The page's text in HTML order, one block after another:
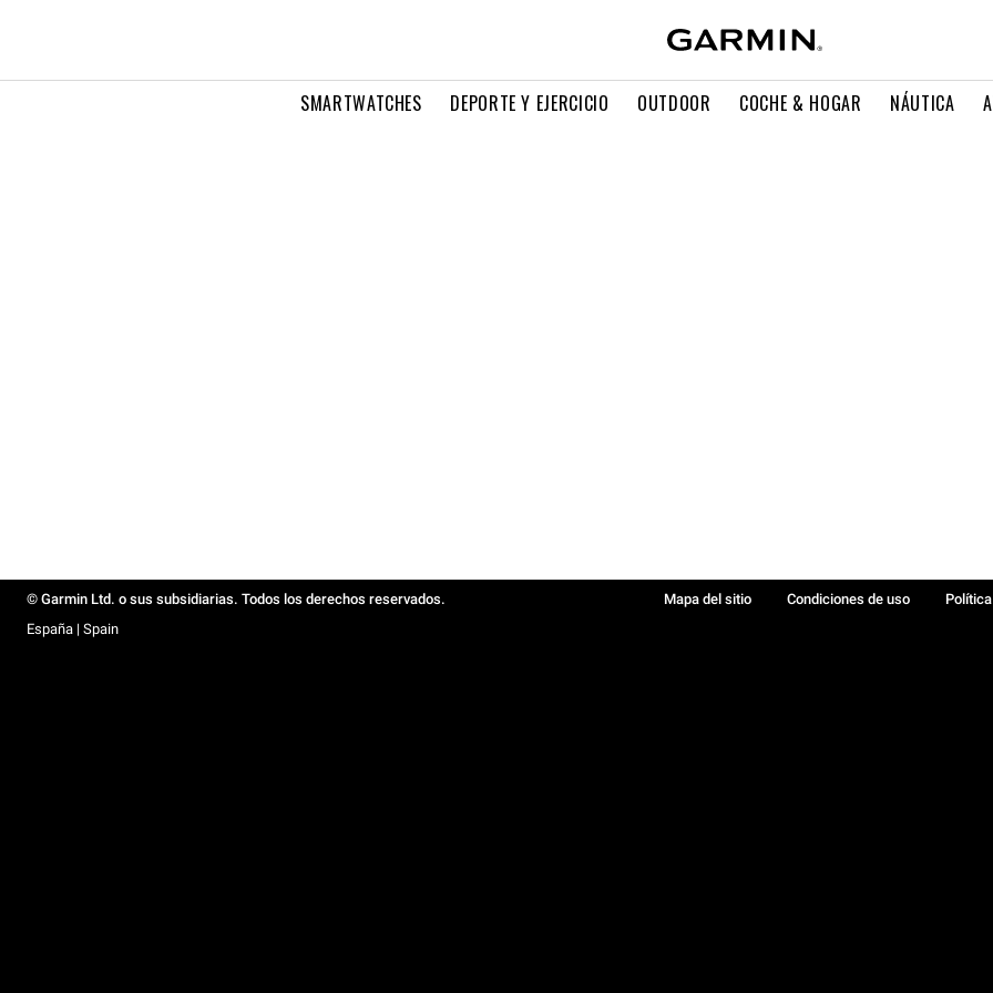
SMARTWATCHES DEPORTE Y EJERCICIO OUTDOOR COCHE & HOGAR NÁUTICA
© Garmin Ltd. o sus subsidiarias. Todos los derechos reservados. Mapa del sitio Condiciones de uso
España | Spain